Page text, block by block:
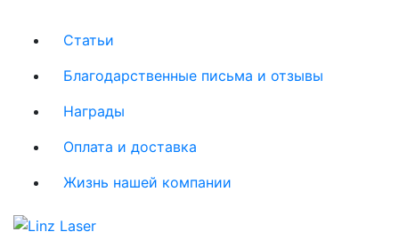
Статьи
Благодарственные письма и отзывы
Награды
Оплата и доставка
Жизнь нашей компании